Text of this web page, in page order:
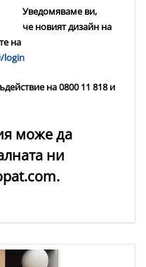
Уведомяваме ви,
че новият дизайн на
на
login
на 0800 11 818 и
може да
ни